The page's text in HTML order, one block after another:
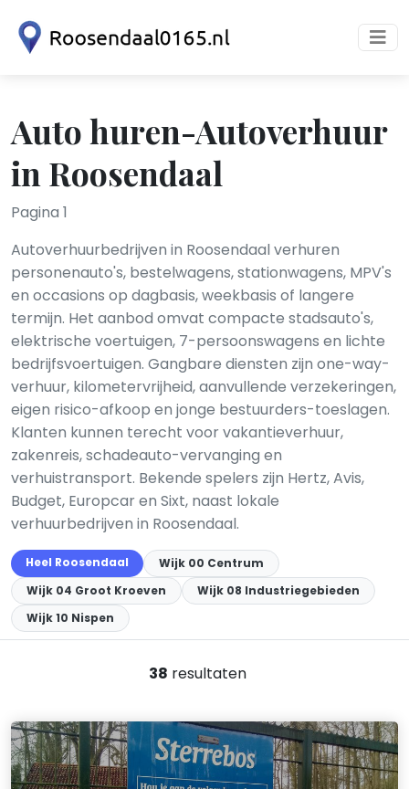
Auto huren-Autoverhuur
in Roosendaal
Pagina 1
Autoverhuurbedrijven in Roosendaal verhuren
personenauto's, bestelwagens, stationwagens, MPV's
en occasions op dagbasis, weekbasis of langere
termijn. Het aanbod omvat compacte stadsauto's,
elektrische voertuigen, 7-persoonswagens en lichte
bedrijfsvoertuigen. Gangbare diensten zijn one-way-
verhuur, kilometervrijheid, aanvullende verzekeringen,
eigen risico-afkoop en jonge bestuurders-toeslagen.
Klanten kunnen terecht voor vakantieverhuur,
zakenreis, schadeauto-vervanging en
verhuistransport. Bekende spelers zijn Hertz, Avis,
Budget, Europcar en Sixt, naast lokale
verhuurbedrijven in Roosendaal.
Heel Roosendaal
Wijk 00 Centrum
Wijk 04 Groot Kroeven
Wijk 08 Industriegebieden
Wijk 10 Nispen
38 resultaten